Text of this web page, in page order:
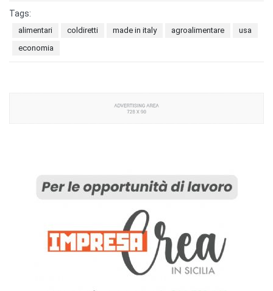
Tags:
alimentari coldiretti made in italy agroalimentare
usa
economia